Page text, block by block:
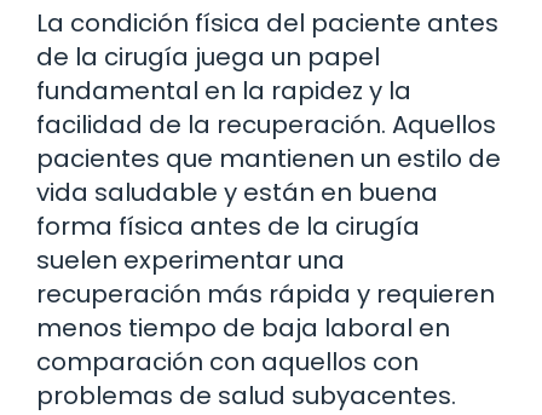
La condición física del paciente antes
de la cirugía juega un papel
fundamental en la rapidez y la
facilidad de la recuperación. Aquellos
pacientes que mantienen un estilo de
vida saludable y están en buena
forma física antes de la cirugía
suelen experimentar una
recuperación más rápida y requieren
menos tiempo de baja laboral en
comparación con aquellos con
problemas de salud subyacentes.